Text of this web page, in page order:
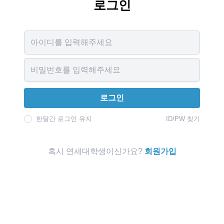
로그인
로그인
한달간 로그인 유지 ID/PW 찾기
혹시 연세대학생이신가요? 회원가입